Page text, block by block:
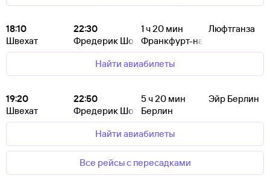
18:10
Швехат
22:30
Фредерик Шопен
1ч 20 мин
Франкфурт-на-Майне
Люфтганза
Найти авиабилеты
19:20
Швехат
22:50
Фредерик Шопен
5ч 20 мин
Берлин
Эйр Берлин
Найти авиабилеты
Все рейсы с пересадками